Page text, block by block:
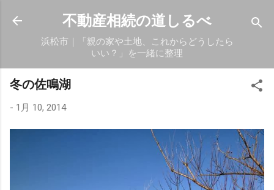
スキップしてメイン コンテンツに移動
不動産相続の道しるべ
浜松市｜「親の家や土地、これからどうしたら
いい？」を一緒に整理
冬の佐鳴湖
- 1月 10, 2014